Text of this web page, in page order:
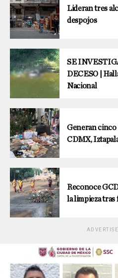
Lideran tres
despojos
SE
DECESO |
Nacional
Generan cinco
CDMX,
Reconoce
la limpieza